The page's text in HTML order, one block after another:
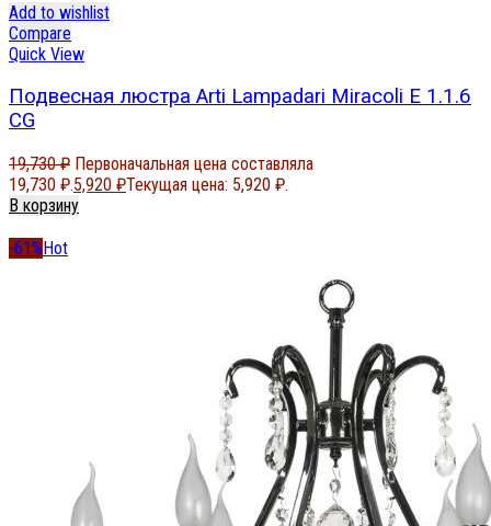
Add to wishlist
Compare
Quick View
Подвесная люстра Arti Lampadari Miracoli E 1.1.6
CG
19,730₽ Первоначальная цена составляла
19,730 ₽.5,920 ₽Текущая цена: 5,920 ₽.
В корзину
-61% Hot